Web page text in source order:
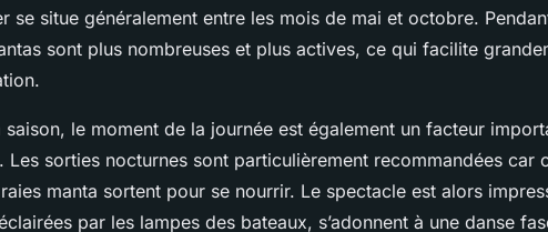
se situe généralement entre les mois de mai et octobre.
sont plus nombreuses et plus actives, ce qui facilite
saison, le moment de la journée est également un facteur
Les sorties nocturnes sont particulièrement recommandées car
manta sortent pour se nourrir. Le spectacle est alors
par les lampes des bateaux, s’adonnent à une danse